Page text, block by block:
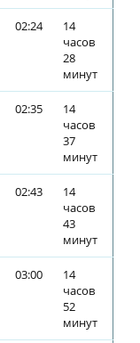
02:24
14
часов
28
минут
02:35
14
часов
37
минут
02:43
14
часов
43
минут
03:00
14
часов
52
минут